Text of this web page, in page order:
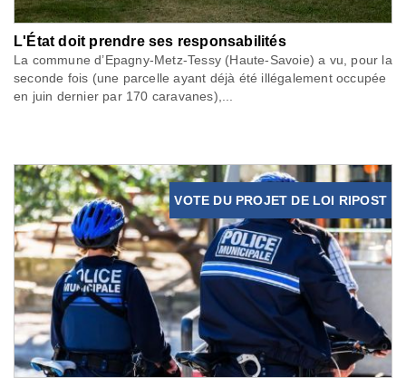
L'État doit prendre ses responsabilités
La commune d’Epagny-Metz-Tessy (Haute-Savoie) a vu, pour la
seconde fois (une parcelle ayant déjà été illégalement occupée
en juin dernier par 170 caravanes),...
VOTE DU PROJET DE LOI RIPOST